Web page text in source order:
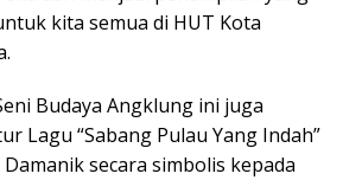
kita semua di HUT Kota
Budaya Angklung ini juga
Lagu “Sabang Pulau Yang Indah”
secara simbolis kepada